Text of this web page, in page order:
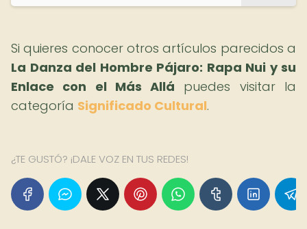
Si quieres conocer otros artículos parecidos a
La Danza del Hombre Pájaro: Rapa Nui y su
Enlace con el Más Allá puedes visitar la
categoría Significado Cultural.
¿TE GUSTÓ? ¡DALE VOZ EN TUS REDES!